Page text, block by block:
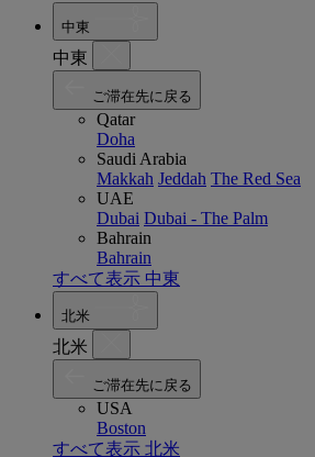
中東
中東
ご滞在先に戻る
Qatar
Doha
Saudi Arabia
Makkah Jeddah The Red Sea
UAE
Dubai Dubai - The Palm
Bahrain
Bahrain
すべて表示 中東
北米
北米
ご滞在先に戻る
USA
Boston
すべて表示 北米